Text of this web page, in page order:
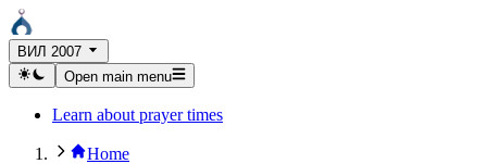
ВИЛ 2007
Open main menu
Learn about prayer times
Home